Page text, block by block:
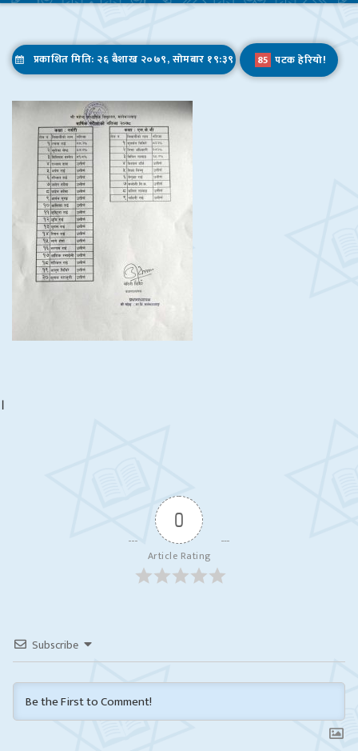
Admission Open – 2077
शिक्षक कोरोना विवरण
बिद्यार्थी सिकाइ सहजीकरण निर्देशिका – २०७७
शिकाई उपलब्धि- २०७६
प्रकाशित मिति: २६ बैशाख २०७९, सोमबार १९:३९ 85 पटक हेरियो!
।
0
Article Rating
Subscribe